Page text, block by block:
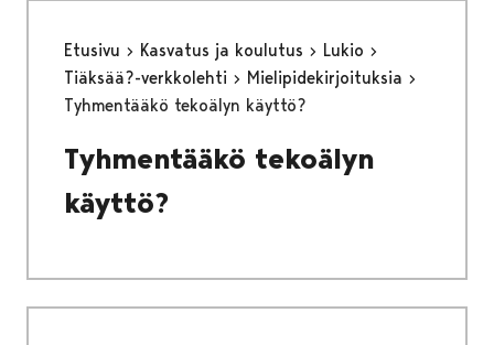
Etusivu Kasvatus ja koulutus
Lukio
Tiäksää?-verkkolehti
Mielipidekirjoituksia
Tyhmentääkö tekoälyn käyttö?
Tyhmentääkö tekoälyn
käyttö?